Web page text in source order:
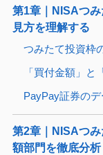
第1章｜NISAつ
見方を理解する
つみたて投資枠
「買付金額」
PayPay証券の
第2章｜NISAつ
額部門を徹底分析